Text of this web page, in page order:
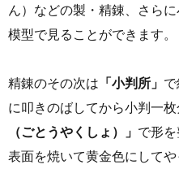
ん）などの製・精錬、さら
模型で見ることができます。
精錬のその次は 「小判所」
に叩きのばしてから小判一枚
（ごとうやくしょ）」 で形
表面を焼いて黄金色にしてや